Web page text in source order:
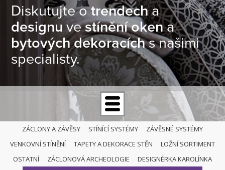
Diskutujte otrendecha
designuvestínění okena
bytových dekoracíchs našimi
specialisty.
ZÁCLONY A ZÁVĚSY STÍNÍCÍ SYSTÉMY
ZÁVĚSNÉ SYSTÉMY
VENKOVNÍ STÍNĚNÍ
TAPETY A DEKORACE STĚN
LOŽNÍ SORTIMENT
OSTATNÍ
ZÁCLONOVÁ ARCHEOLOGIE DESIGNÉRKA KAROLÍNKA
ZÁCLONY A ZÁVĚSY